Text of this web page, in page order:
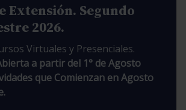
Extensión. Segundo
2026.
Virtuales y Presenciales.
a partir del 1° de Agosto
que Comienzan en Agosto